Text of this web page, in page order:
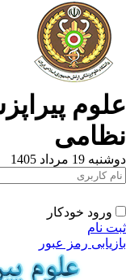
19 مرداد 1405
ورود خودکار
نام
رمز عبور